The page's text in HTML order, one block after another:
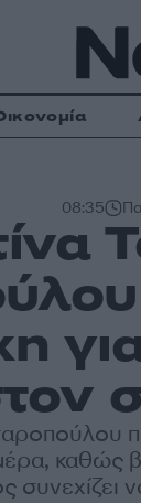
08:35
καθώς
συνεχίζει